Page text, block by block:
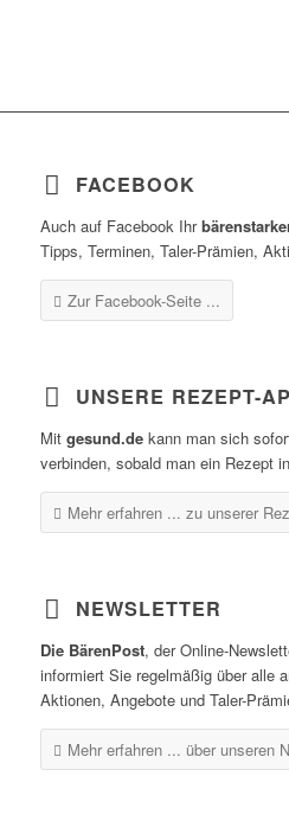
FACEBOOK
Auch auf Facebook Ihr
Tipps, Terminen, Taler-Prämien,
Zur Facebook-Seite ...
UNSERE REZEPT-
Mit gesund.dekann man sich
verbinden, sobald man ein Rezept
Mehr erfahren ... zu unserer
NEWSLETTER
Die BärenPost, der Online-
informiert Sie regelmäßig über alle
Aktionen, Angebote und Taler-
Mehr erfahren ... über unseren